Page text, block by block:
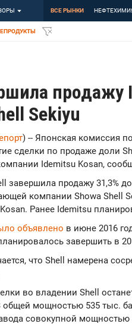
ВСЕ РЫНКИ
продажу
Sekiyu
) -- Японская комиссия
сделки по продаже доли
Idemitsu Kosan,
завершила продажу 31,3%
компании Showa Shell
Ранее Idemitsu
объявлено в июне 2016
завершить в
что Shell намерена
во владении Shell
мощностью 535 тыс.
совокупной мощностью